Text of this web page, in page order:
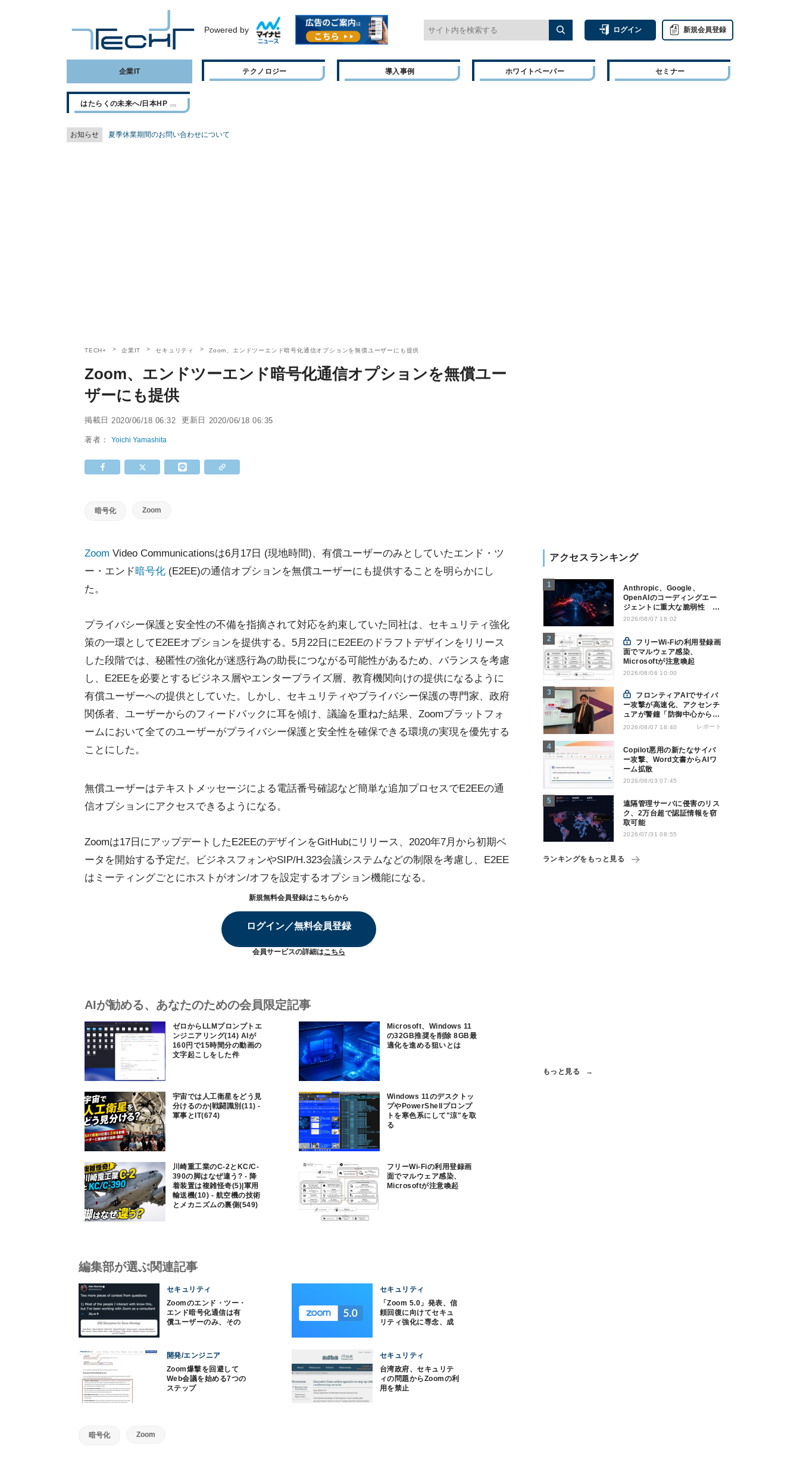
Powered by ログイン 新規会員登録
企業IT テクノロジー 導入事例 ホワイトペーパー セミナー
はたらくの未来へ/日本HP
お知らせ 夏季休業期間のお問い合わせについて
TECH+ 企業IT セキュリティ Zoom、エンドツーエンド暗号化通信オプションを無償ユーザーにも提供
Zoom、エンドツーエンド暗号化通信オプションを無償ユー
ザーにも提供
掲載日 2020/06/18 06:32 更新日 2020/06/18 06:35
著者：Yoichi Yamashita
暗号化 Zoom
Zoom Video Communicationsは6月17日 (現地時間)、有償ユーザーのみとしていたエンド・ツ
ー・エンド暗号化 (E2EE)の通信オプションを無償ユーザーにも提供することを明らかにし
た。
プライバシー保護と安全性の不備を指摘されて対応を約束していた同社は、セキュリティ強化
策の一環としてE2EEオプションを提供する。5月22日にE2EEのドラフトデザインをリリース
した段階では、秘匿性の強化が迷惑行為の助長につながる可能性があるため、バランスを考慮
し、E2EEを必要とするビジネス層やエンタープライズ層、教育機関向けの提供になるように
有償ユーザーへの提供としていた。しかし、セキュリティやプライバシー保護の専門家、政府
関係者、ユーザーからのフィードバックに耳を傾け、議論を重ねた結果、Zoomプラットフォ
ームにおいて全てのユーザーがプライバシー保護と安全性を確保できる環境の実現を優先する
ことにした。
無償ユーザーはテキストメッセージによる電話番号確認など簡単な追加プロセスでE2EEの通
信オプションにアクセスできるようになる。
Zoomは17日にアップデートしたE2EEのデザインをGitHubにリリース、2020年7月から初期ベ
ータを開始する予定だ。ビジネスフォンやSIP/H.323会議システムなどの制限を考慮し、E2EE
はミーティングごとにホストがオン/オフを設定するオプション機能になる。
新規無料会員登録はこちらから
ログイン／無料会員登録
会員サービスの詳細はこちら
AIが勧める、あなたのための会員限定記事
ゼロからLLMプロンプトエ
ンジニアリング(14) AIが
160円で15時間分の動画の
文字起こしをした件
Microsoft、Windows 11
の32GB推奨を削除 8GB最
適化を進める狙いとは
宇宙では人工衛星をどう見
分けるのか|戦闘識別(11) -
軍事とIT(674)
Windows 11のデスクトッ
プやPowerShellプロンプ
トを寒色系にして"涼"を取
る
川崎重工業のC-2とKC/C-
390の脚はなぜ違う? - 降
着装置は複雑怪奇(5)|軍用
輸送機(10) - 航空機の技術
とメカニズムの裏側(549)
フリーWi-Fiの利用登録画
面でマルウェア感染、
Microsoftが注意喚起
アクセスランキング
Anthropic、Google、
OpenAIのコーディングエー
ジェントに重大な脆弱性 認
証情報窃取などの恐れ
2026/08/07 18:02
面でマルウェア感染、
Microsoftが注意喚起
2026/08/06 10:00
ー攻撃が高速化、アクセンチ
ュアが警鐘「防御中心からの
脱却を」
2026/08/07 18:40 レポート
Copilot悪用の新たなサイバ
ー攻撃、Word文書からAIワ
ーム拡散
2026/08/03 07:45
遠隔管理サーバに侵害のリス
ク、2万台超で認証情報を窃
取可能
2026/07/31 08:55
ランキングをもっと見る
もっと見る
編集部が選ぶ関連記事
セキュリティ
Zoomのエンド・ツー・
エンド暗号化通信は有
償ユーザーのみ、その
セキュリティ
「Zoom 5.0」発表、信
頼回復に向けてセキュ
リティ強化に専念、成
開発/エンジニア
Zoom爆撃を回避して
Web会議を始める7つの
ステップ
セキュリティ
台湾政府、セキュリテ
ィの問題からZoomの利
用を禁止
暗号化 Zoom